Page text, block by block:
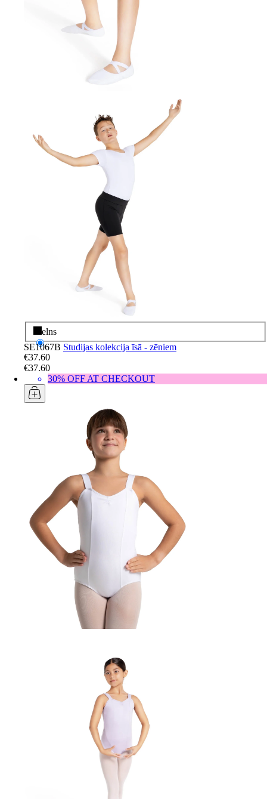
Melns
SE1067B Studijas kolekcija īsā - zēniem
€37.60
€37.60
30% OFF AT CHECKOUT